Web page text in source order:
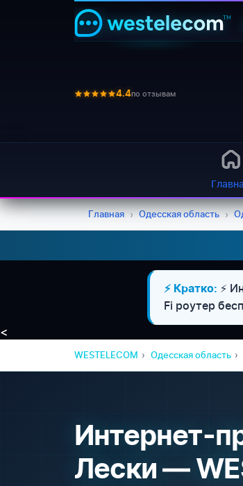
4.4по отзывам
Главная › Одесская область ›
⚡ Кратко: ⚡
Fi роутер
<
WESTELECOM Одесская область
Интернет-
Лески —